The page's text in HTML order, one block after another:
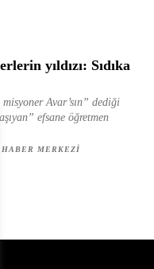
yıldızı: Sıdıka
Avar’sın” dediği
efsane öğretmen
MERKEZI